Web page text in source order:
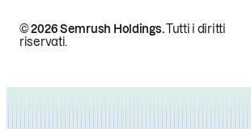
© 2026 Semrush Holdings.Tutti i diritti
riservati.